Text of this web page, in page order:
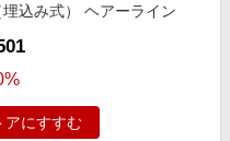
込み式） ヘアーライン
アにすすむ